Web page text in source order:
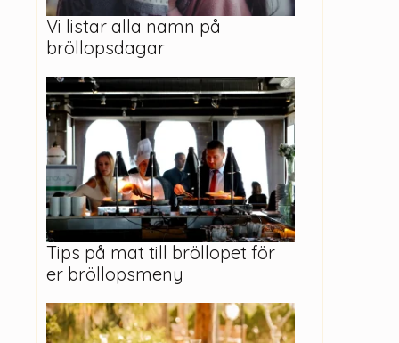
Vi listar alla namn på
bröllopsdagar
Tips på mat till bröllopet för
er bröllopsmeny